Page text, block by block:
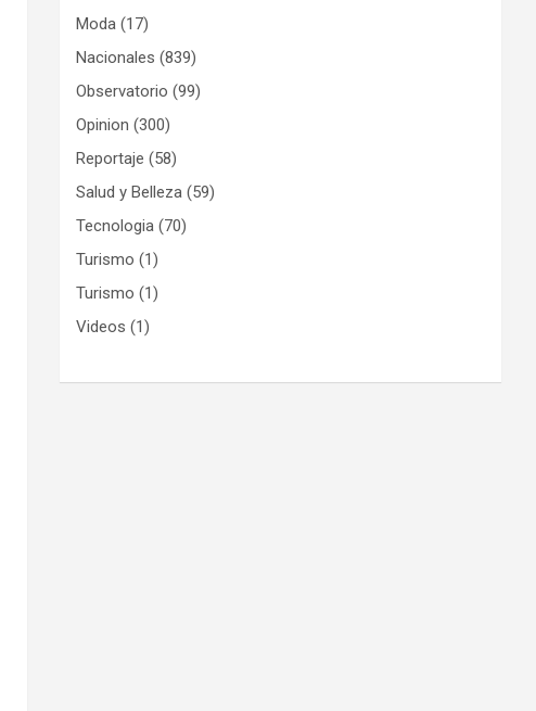
Moda (17)
Nacionales (839)
Observatorio (99)
Opinion (300)
Reportaje (58)
Salud y Belleza (59)
Tecnologia (70)
Turismo (1)
Turismo (1)
Videos (1)